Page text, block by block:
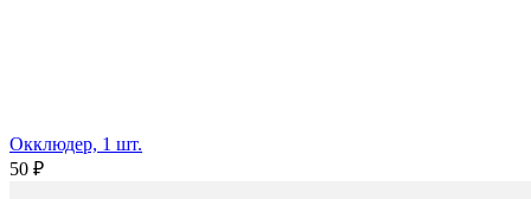
Окклюдер, 1 шт.
50 ₽